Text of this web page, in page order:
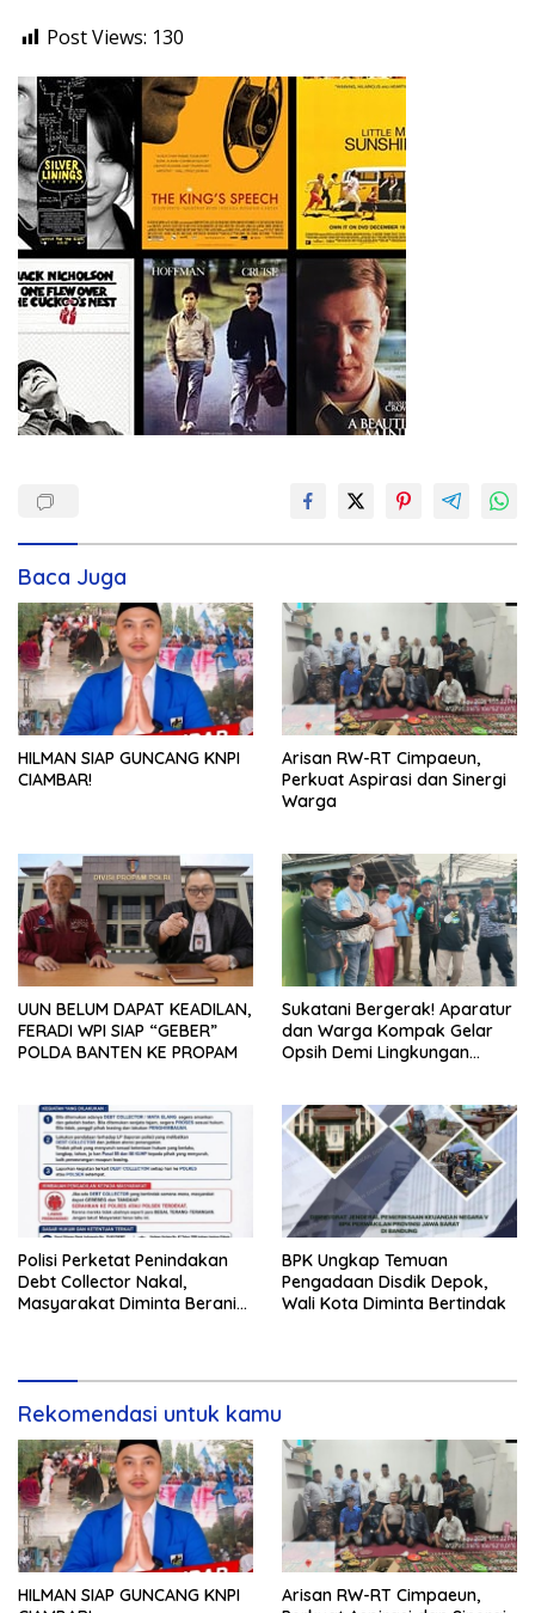
Post Views: 130
Baca Juga
HILMAN SIAP GUNCANG KNPI
CIAMBAR!
Arisan RW-RT Cimpaeun,
Perkuat Aspirasi dan Sinergi
Warga
UUN BELUM DAPAT KEADILAN,
FERADI WPI SIAP “GEBER”
POLDA BANTEN KE PROPAM
Sukatani Bergerak! Aparatur
dan Warga Kompak Gelar
Opsih Demi Lingkungan
Polisi Perketat Penindakan
Debt Collector Nakal,
Masyarakat Diminta Berani
BPK Ungkap Temuan
Pengadaan Disdik Depok,
Wali Kota Diminta Bertindak
Rekomendasi untuk kamu
HILMAN SIAP GUNCANG KNPI
Arisan RW-RT Cimpaeun,